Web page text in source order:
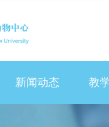
新闻动态 教